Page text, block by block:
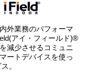
外業務のパフォーマ
アイ・フィールド)®
減少させるコミュニ
ートデバイスを使っ
。